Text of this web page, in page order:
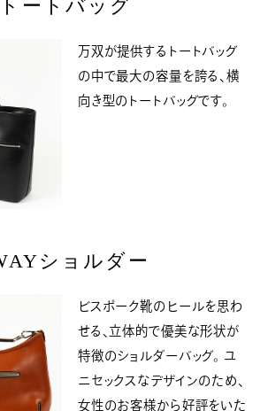
ートバッグ
万双が提供するトートバッグ
の中で最大の容量を誇る、横
向き型のトートバッグです。
ショルダー
ビスポーク靴のヒールを思わ
せる、立体的で優美な形状が
特徴のショルダーバッグ。 ユ
ニセックスなデザインのため、
女性のお客様から好評をいた